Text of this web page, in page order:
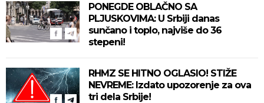
PONEGDE OBLAČNO SA
PLJUSKOVIMA: U Srbiji danas
sunčano i toplo, najviše do 36
stepeni!
RHMZ SE HITNO OGLASIO! STIŽE
NEVREME: Izdato upozorenje za ova
tri dela Srbije!